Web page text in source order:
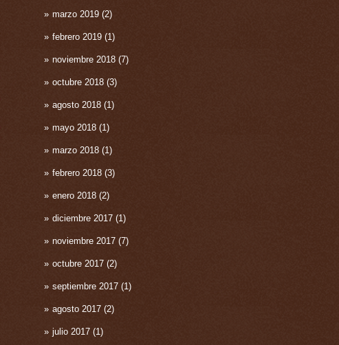
marzo 2019 (2)
febrero 2019 (1)
noviembre 2018 (7)
octubre 2018 (3)
agosto 2018 (1)
mayo 2018 (1)
marzo 2018 (1)
febrero 2018 (3)
enero 2018 (2)
diciembre 2017 (1)
noviembre 2017 (7)
octubre 2017 (2)
septiembre 2017 (1)
agosto 2017 (2)
julio 2017 (1)